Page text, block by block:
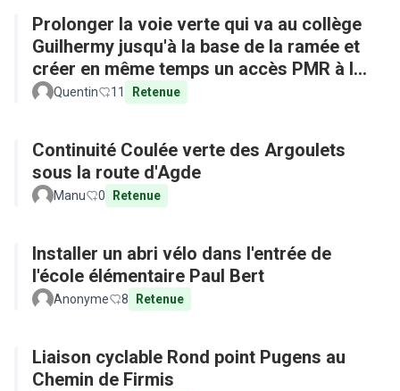
Prolonger la voie verte qui va au collège
Guilhermy jusqu'à la base de la ramée et
créer en même temps un accès PMR à la
base depuis l'arrêt de bus
Quentin 11 Retenue
Continuité Coulée verte des Argoulets
sous la route d'Agde
Manu 0 Retenue
Installer un abri vélo dans l'entrée de
l'école élémentaire Paul Bert
Anonyme 8 Retenue
Liaison cyclable Rond point Pugens au
Chemin de Firmis